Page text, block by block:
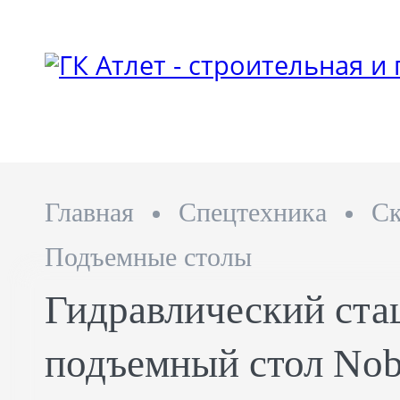
Главная Спецтехника
Подъемные столы
Гидравлический
подъемный стол